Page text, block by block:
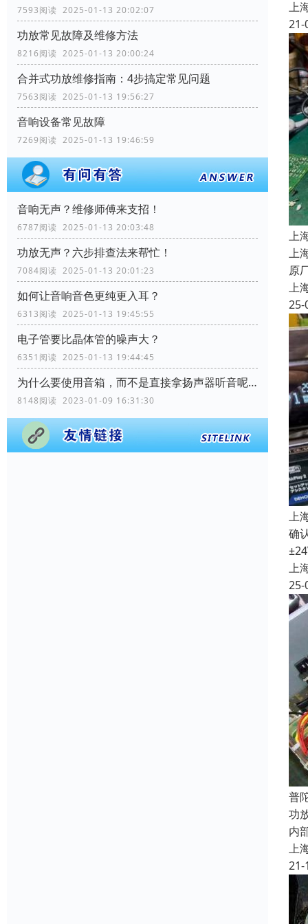
7593阅读 2025-01-13 20:02:07
功放常见故障及维修方法
8216阅读 2025-01-13 20:00:24
合并式功放维修指南：4步搞定常见问题
7563阅读 2025-01-13 19:56:27
音响设备常见故障
7269阅读 2025-01-13 19:46:59
音响无声？维修师傅来支招！
6787阅读 2025-01-13 20:03:48
功放无声？六步排查法来帮忙！
7084阅读 2025-01-13 20:01:23
如何让音响音色更纯更入耳？
6313阅读 2025-01-13 19:45:55
电子管要比晶体管的噪声大？
6351阅读 2025-01-13 19:44:45
为什么要使用音箱，而不是直接拿扬声器听音呢？
8148阅读 2023-01-09 16:31:30
上
21-
上
上
原
上
25-
上
确
上
25-
普
功
内
上
21-